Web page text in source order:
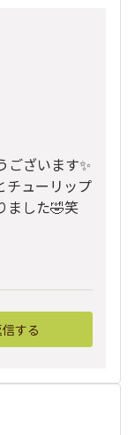
ございます✨
チューリップ
ました🤣笑
する